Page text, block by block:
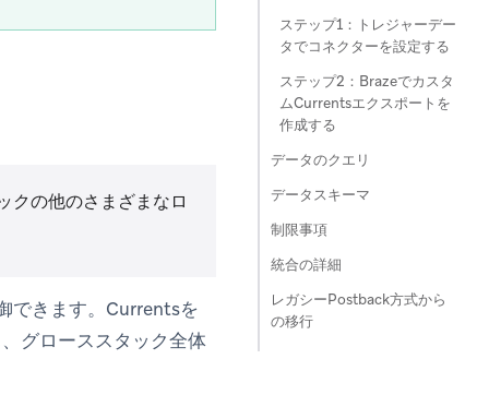
クの他のさまざまなロ
できます。Currentsを
グローススタック全体
ステップ1：トレジャーデー
タでコネクターを設定する
ステップ2：Brazeでカスタ
ムCurrentsエクスポートを
作成する
データのクエリ
データスキーマ
制限事項
統合の詳細
レガシーPostback方式から
の移行